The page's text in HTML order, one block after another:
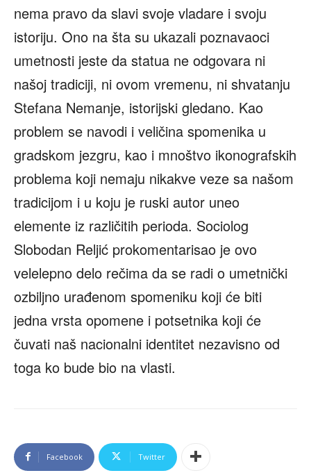
nema pravo da slavi svoje vladare i svoju
istoriju. Ono na šta su ukazali poznavaoci
umetnosti jeste da statua ne odgovara ni
našoj tradiciji, ni ovom vremenu, ni shvatanju
Stefana Nemanje, istorijski gledano. Kao
problem se navodi i veličina spomenika u
gradskom jezgru, kao i mnoštvo ikonografskih
problema koji nemaju nikakve veze sa našom
tradicijom i u koju je ruski autor uneo
elemente iz različitih perioda. Sociolog
Slobodan Reljić prokomentarisao je ovo
velelepno delo rečima da se radi o umetnički
ozbiljno urađenom spomeniku koji će biti
jedna vrsta opomene i potsetnika koji će
čuvati naš nacionalni identitet nezavisno od
toga ko bude bio na vlasti.
Facebook Twitter